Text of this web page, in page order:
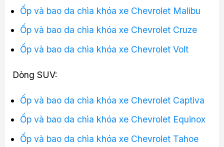
Ốp và bao da chìa khóa xe Chevrolet Malibu
Ốp và bao da chìa khóa xe Chevrolet Cruze
Ốp và bao da chìa khóa xe Chevrolet Volt
Dòng SUV:
Ốp và bao da chìa khóa xe Chevrolet Captiva
Ốp và bao da chìa khóa xe Chevrolet Equinox
Ốp và bao da chìa khóa xe Chevrolet Tahoe